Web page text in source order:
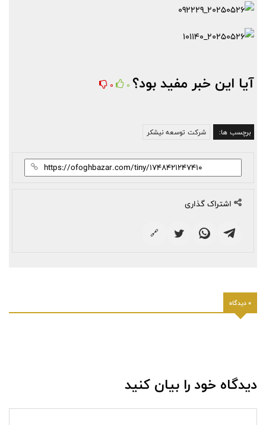
آیا این خبر مفید بود؟ 0
0
برچسب ها: شرکت توسعه نیشکر
اشتراک گذاری
🔗
0 دیدگاه
دیدگاه خود را بیان کنید